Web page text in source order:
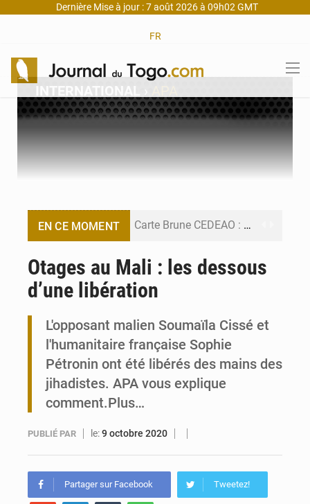
Dernière Mise à jour : 7 août 2026 à 09h02 GMT
FR
INTERNATIONAL ›
EN CE MOMENT Carte Brune CEDEAO : Lomé mise sur la digitalisation des sinistres
Travail domestique non rémunéré : à Saly, l’Afrique veut en mesurer la valeur
Otages au Mali : les dessous
d’une libération
L'opposant malien Soumaïla Cissé et
l'humanitaire française Sophie
Pétronin ont été libérés des mains des
jihadistes. APA vous explique
comment.Plus…
PUBLIÉ PAR le:9 octobre 2020
Partager sur Facebook Tweetez!